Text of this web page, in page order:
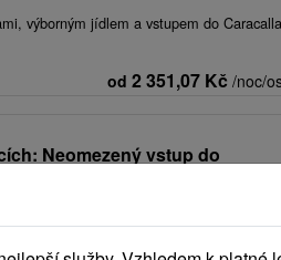
výborným jídlem a vstupem do Caracalla
od 2 351,07 Kč /noc/
Neomezený vstup do
fitness a relaxační procedury.